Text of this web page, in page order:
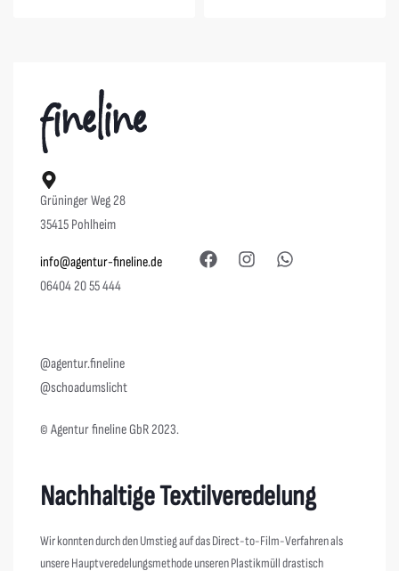
Grüninger Weg 28
35415 Pohlheim
info@agentur-fineline.de
06404 20 55 444
@agentur.fineline
@schoadumslicht
© Agentur fineline GbR 2023.
Nachhaltige Textilveredelung
Wir konnten durch den Umstieg auf das Direct-to-Film-Verfahren als
unsere Hauptveredelungsmethode unseren Plastikmüll drastisch